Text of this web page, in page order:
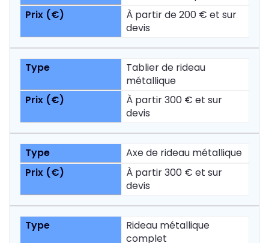
À partir de 200 € et sur
devis
Tablier de rideau
métallique
À partir 300 € et sur
devis
Axe de rideau métallique
À partir 300 € et sur
devis
Rideau métallique
complet